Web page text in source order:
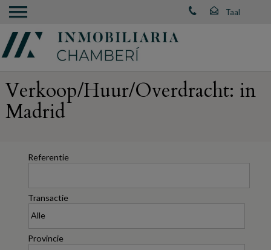
Verkoop/Huur/Overdracht: in
Madrid
Referentie
Transactie
Provincie